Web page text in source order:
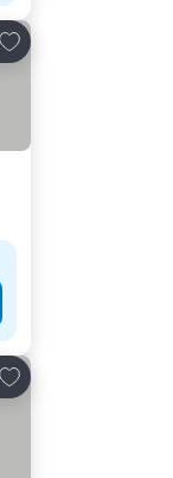
Adicionar aos
Adicionar aos